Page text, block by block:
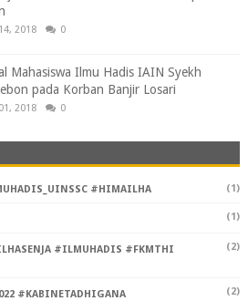
2018 0
Mahasiswa Ilmu Hadis IAIN Syekh
pada Korban Banjir Losari
2018 0
#HIMAILHA (1)
(1)
#ILMUHADIS #FKMTHI
(2)
#KABINETADHIGANA (2)